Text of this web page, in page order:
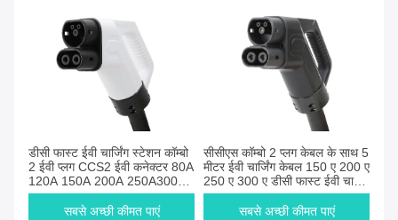
डीसी फास्ट ईवी चार्जिंग स्टेशन कॉम्बो
2 ईवी प्लग CCS2 ईवी कनेक्टर 80A
120A 150A 200A 250A300A
डीसी ईवी चार्जिंग गन केबल
सबसे अच्छी कीमत पाएं
सीसीएस कॉम्बो 2 प्लग केबल के साथ 5
मीटर ईवी चार्जिंग केबल 150 ए 200 ए
250 ए 300 ए डीसी फास्ट ईवी चार्जर
सीसीएस 2 ईवी कनेक्टर
सबसे अच्छी कीमत पाएं